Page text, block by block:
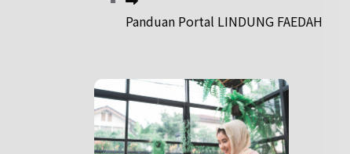
Panduan Portal LINDUNG FAEDAH